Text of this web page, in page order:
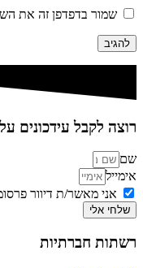
שמור בדפדפן זה את
רוצה לקבל עידכונים
שם
אימייל
אני מאשר/ת דיוור
שלחי אלי
רשתות חברתיות